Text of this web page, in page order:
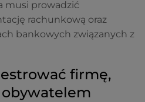
musi prowadzić
rachunkową oraz
bankowych związanych z
firmę,